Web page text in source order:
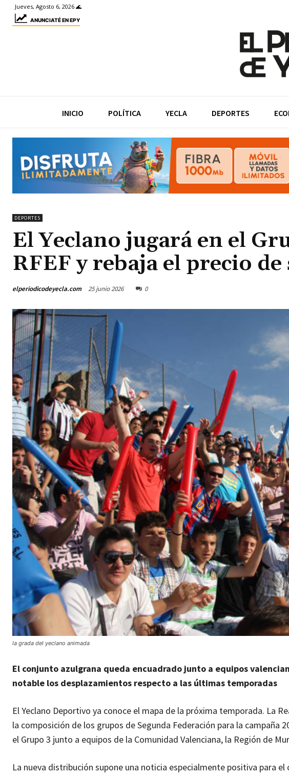
Jueves, Agosto 6, 2026 🌊
ANUNCIATÉ EN EPY
INICIO POLÍTICA YECLA DEPORTES
DEPORTES
El Yeclano jugará en el
RFEF y rebaja el precio de
elperiodicodeyecla.com 25 junio 2026 0
la grada del yeclano animada
El conjunto azulgrana queda encuadrado junto a equipos
notable los desplazamientos respecto a las últimas temporadas
El Yeclano Deportivo ya conoce el mapa de la próxima temporada. La
la composición de los grupos de Segunda Federación para la campaña
el Grupo 3 junto a equipos de la Comunidad Valenciana, la Región de
La nueva distribución supone una noticia especialmente positiva para